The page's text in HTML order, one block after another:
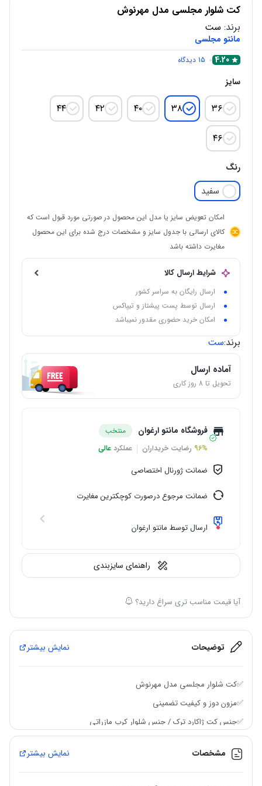
کت شلوار مجلسی مدل مهرنوش
برند: ست
مانتو مجلسی
4.20
15 دیدگاه
سایز
۳۶ ۳۸ ۴۰ ۴۲ ۴۴
۴۶
رنگ
سفید
امکان تعویض سایز یا مدل این محصول در صورتی مورد قبول است که
کالای ارسالی با جدول سایز و مشخصات درج شده برای این محصول
مغایرت داشته باشد
شرایط ارسال کالا
ارسال رایگان به سراسر کشور
ارسال توسط پست پیشتاز و تیپاکس
امکان خرید حضوری مقدور نمیباشد
برند:ست
آماده ارسال
تحویل تا 8 روز کاری
فروشگاه مانتو ارغوان
منتخب
96% رضایت خریداران عملکرد عالی
ضمانت ژورنال اختصاصی
ضمانت مرجوع درصورت کوچکترین مغایرت
ارسال توسط مانتو ارغوان
راهنمای سایزبندی
آیا قیمت مناسب تری سراغ دارید؟
توضیحات نمایش بیشتر
✅کت شلوار مجلسی مدل مهرنوش
✅مزون دوز و کیفیت تضمینی
✅جنس کت ژاکارد ترک / جنس شلوار کرپ مازراتی
✅کت تک رنگ /شلوار قابل سفارش در ۲ رنگ سفید و سرخابی
✅کت دکمه دارد / کمر شلوار دکمه و زیپ دارد
مشخصات نمایش بیشتر